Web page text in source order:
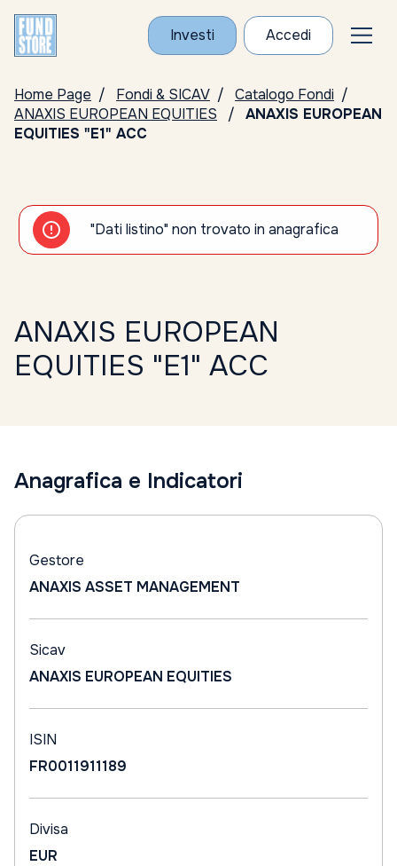
Investi Accedi
Home Page Fondi & SICAV
Catalogo Fondi
ANAXIS EUROPEAN EQUITIES
ANAXIS EUROPEAN
EQUITIES "E1" ACC
"Dati listino" non trovato in anagrafica
ANAXIS EUROPEAN
EQUITIES "E1" ACC
Anagrafica e Indicatori
Gestore
ANAXIS ASSET MANAGEMENT
Sicav
ANAXIS EUROPEAN EQUITIES
ISIN
FR0011911189
Divisa
EUR